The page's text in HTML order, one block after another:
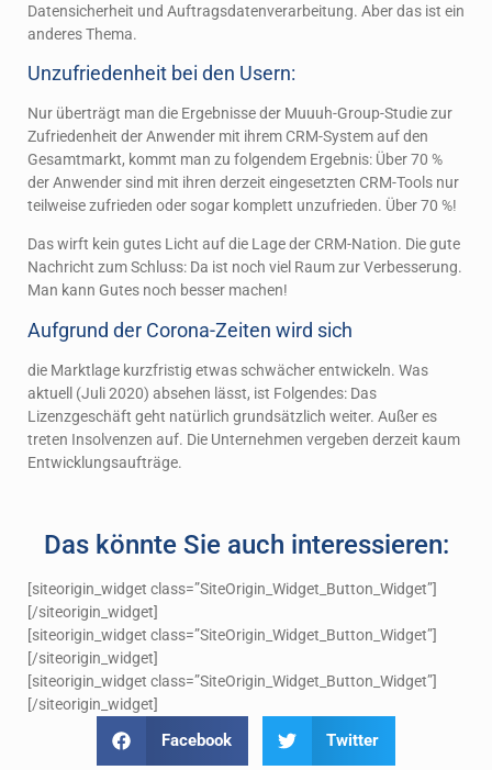
Datensicherheit und Auftragsdatenverarbeitung. Aber das ist ein
anderes Thema.
Unzufriedenheit bei den Usern:
Nur überträgt man die Ergebnisse der Muuuh-Group-Studie zur
Zufriedenheit der Anwender mit ihrem CRM-System auf den
Gesamtmarkt, kommt man zu folgendem Ergebnis: Über 70 %
der Anwender sind mit ihren derzeit eingesetzten CRM-Tools nur
teilweise zufrieden oder sogar komplett unzufrieden. Über 70 %!
Das wirft kein gutes Licht auf die Lage der CRM-Nation. Die gute
Nachricht zum Schluss: Da ist noch viel Raum zur Verbesserung.
Man kann Gutes noch besser machen!
Aufgrund der Corona-Zeiten wird sich
die Marktlage kurzfristig etwas schwächer entwickeln. Was
aktuell (Juli 2020) absehen lässt, ist Folgendes: Das
Lizenzgeschäft geht natürlich grundsätzlich weiter. Außer es
treten Insolvenzen auf. Die Unternehmen vergeben derzeit kaum
Entwicklungsaufträge.
Das könnte Sie auch interessieren:
[siteorigin_widget class=”SiteOrigin_Widget_Button_Widget”]
[/siteorigin_widget]
[siteorigin_widget class=”SiteOrigin_Widget_Button_Widget”]
[/siteorigin_widget]
[siteorigin_widget class=”SiteOrigin_Widget_Button_Widget”]
[/siteorigin_widget]
Facebook Twitter